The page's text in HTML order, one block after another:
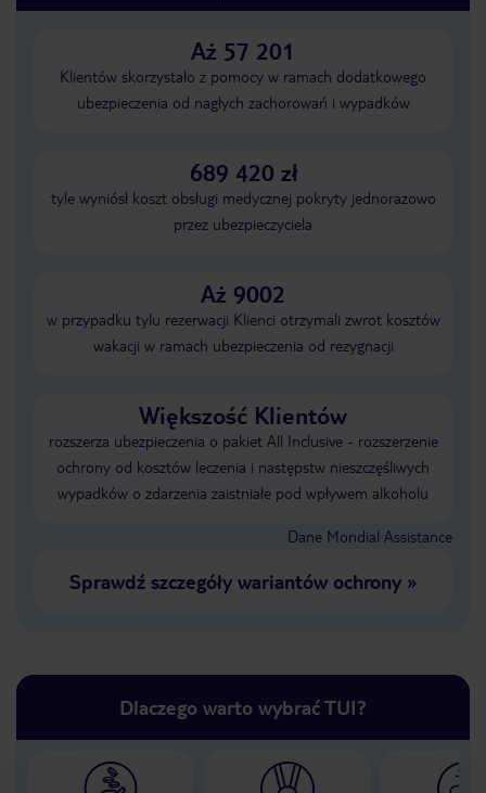
Aż 57 201
Klientów skorzystało z pomocy w ramach dodatkowego
ubezpieczenia od nagłych zachorowań i wypadków
689 420 zł
tyle wyniósł koszt obsługi medycznej pokryty jednorazowo
przez ubezpieczyciela
Aż 9002
w przypadku tylu rezerwacji Klienci otrzymali zwrot kosztów
wakacji w ramach ubezpieczenia od rezygnacji
Większość Klientów
rozszerza ubezpieczenia o pakiet All Inclusive - rozszerzenie
ochrony od kosztów leczenia i następstw nieszczęśliwych
wypadków o zdarzenia zaistniałe pod wpływem alkoholu
Dane Mondial Assistance
Sprawdź szczegóły wariantów ochrony»
Dlaczego warto wybrać TUI?